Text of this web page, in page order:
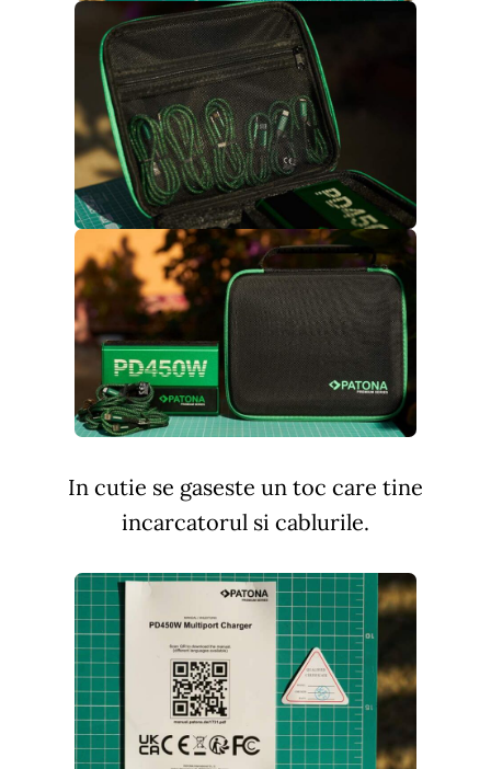
In cutie se gaseste un toc care tine
incarcatorul si cablurile.